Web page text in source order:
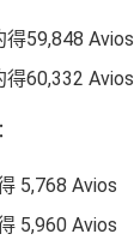
59,848 Avios
60,332 Avios
5,768 Avios
5,960 Avios